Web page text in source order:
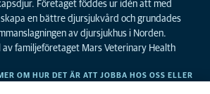
Företaget föddes ur idén att med
en bättre djursjukvård och grundades
av djursjukhus i Norden.
av familjeföretaget Mars Veterinary Health
OM HUR DET ÄR ATT JOBBA HOS OSS ELLER